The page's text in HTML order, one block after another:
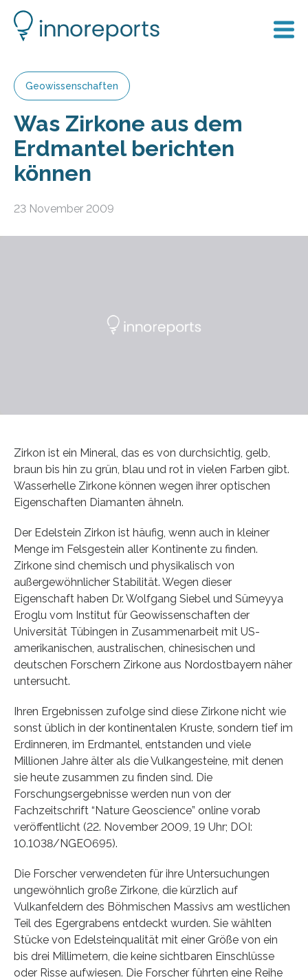
Geowissenschaften
Was Zirkone aus dem
Erdmantel berichten
können
23 November 2009
Zirkon ist ein Mineral, das es von durchsichtig, gelb,
braun bis hin zu grün, blau und rot in vielen Farben gibt.
Wasserhelle Zirkone können wegen ihrer optischen
Eigenschaften Diamanten ähneln.
Der Edelstein Zirkon ist häufig, wenn auch in kleiner
Menge im Felsgestein aller Kontinente zu finden.
Zirkone sind chemisch und physikalisch von
außergewöhnlicher Stabilität. Wegen dieser
Eigenschaft haben Dr. Wolfgang Siebel und Sümeyya
Eroglu vom Institut für Geowissenschaften der
Universität Tübingen in Zusammenarbeit mit US-
amerikanischen, australischen, chinesischen und
deutschen Forschern Zirkone aus Nordostbayern näher
untersucht.
Ihren Ergebnissen zufolge sind diese Zirkone nicht wie
sonst üblich in der kontinentalen Kruste, sondern tief im
Erdinneren, im Erdmantel, entstanden und viele
Millionen Jahre älter als die Vulkangesteine, mit denen
sie heute zusammen zu finden sind. Die
Forschungsergebnisse werden nun von der
Fachzeitschrift “Nature Geoscience” online vorab
veröffentlicht (22. November 2009, 19 Uhr; DOI:
10.1038/NGEO695).
Die Forscher verwendeten für ihre Untersuchungen
ungewöhnlich große Zirkone, die kürzlich auf
Vulkanfeldern des Böhmischen Massivs am westlichen
Teil des Egergrabens entdeckt wurden. Sie wählten
Stücke von Edelsteinqualität mit einer Größe von ein
bis drei Millimetern, die keine sichtbaren Einschlüsse
oder Risse aufwiesen. Die Forscher führten eine Reihe